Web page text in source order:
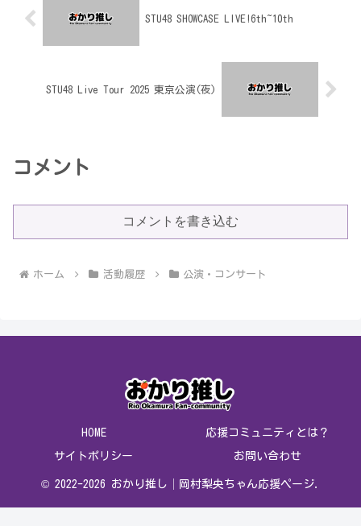
STU48 SHOWCASE LIVE!6th~10th
STU48 Live Tour 2025 東京公演(夜)
コメント
コメントを書き込む
ホーム 活動履歴 公演・コンサート
HOME 応援コミュニティとは？
サイトポリシー お問い合わせ
© 2022-2026 おかり推し│岡村梨央ちゃん応援ページ.